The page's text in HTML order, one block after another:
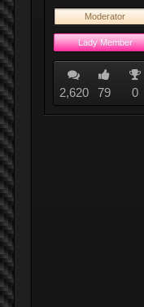
Moderator
Lady Member
2,620 79 0